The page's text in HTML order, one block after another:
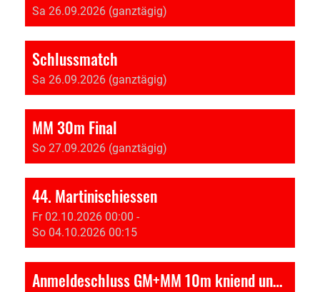
Sa 26.09.2026 (ganztägig)
Schlussmatch
Sa 26.09.2026 (ganztägig)
MM 30m Final
So 27.09.2026 (ganztägig)
44. Martinischiessen
Fr 02.10.2026 00:00 -
So 04.10.2026 00:15
Anmeldeschluss GM+MM 10m kniend und stehend